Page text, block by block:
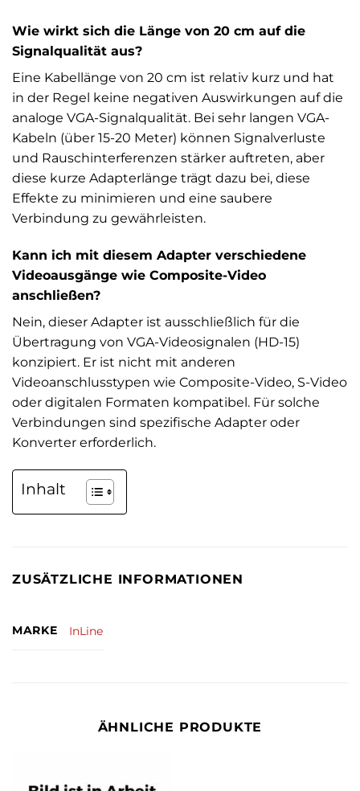
Wie wirkt sich die Länge von 20 cm auf die
Signalqualität aus?
Eine Kabellänge von 20 cm ist relativ kurz und hat
in der Regel keine negativen Auswirkungen auf die
analoge VGA-Signalqualität. Bei sehr langen VGA-
Kabeln (über 15-20 Meter) können Signalverluste
und Rauschinterferenzen stärker auftreten, aber
diese kurze Adapterlänge trägt dazu bei, diese
Effekte zu minimieren und eine saubere
Verbindung zu gewährleisten.
Kann ich mit diesem Adapter verschiedene
Videoausgänge wie Composite-Video
anschließen?
Nein, dieser Adapter ist ausschließlich für die
Übertragung von VGA-Videosignalen (HD-15)
konzipiert. Er ist nicht mit anderen
Videoanschlusstypen wie Composite-Video, S-Video
oder digitalen Formaten kompatibel. Für solche
Verbindungen sind spezifische Adapter oder
Konverter erforderlich.
Inhalt
ZUSÄTZLICHE INFORMATIONEN
MARKE InLine
ÄHNLICHE PRODUKTE